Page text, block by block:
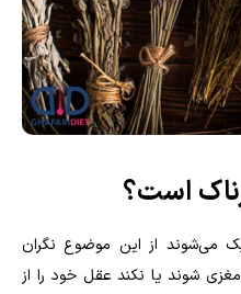
است؟
می‌شوند از این موضوع نگران‌
شوند یا نکند عقل خود را از